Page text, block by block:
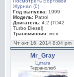
Журнал (0)
Год выпуска: 1999
Модель: Patrol
Двигатель: 4.2 (TD42
Turbo Diesel)
Трансмиссия: мех.
Чт окт 16, 2014 8:04 pm
Mr_Gray
Цитата
Терранолюб